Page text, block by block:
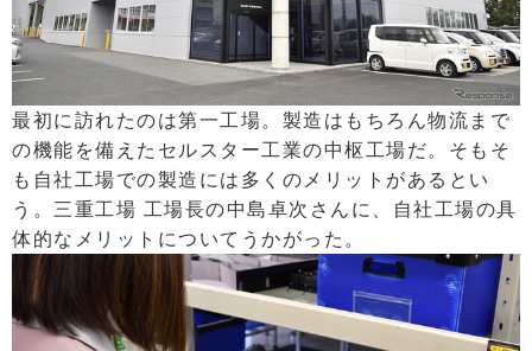
最初に訪れたのは第一工場。製造はもちろん物流まで
の機能を備えたセルスター工業の中枢工場だ。そもそ
も自社工場での製造には多くのメリットがあるとい
う。三重工場 工場長の中島卓次さんに、自社工場の具
体的なメリットについてうかがった。